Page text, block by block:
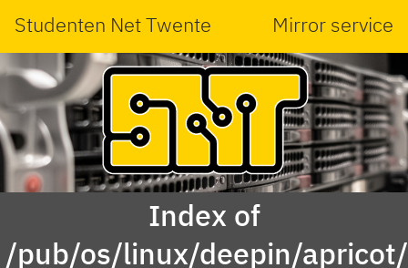
Studenten Net Twente Mirror service
Index of
/pub/os/linux/deepin/